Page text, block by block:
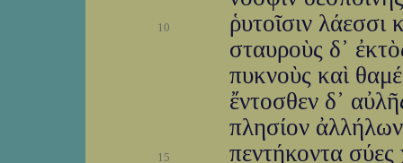
10
ῥυτοῖσιν λάεσσι
σταυροὺς δ᾽
πυκνοὺς καὶ
ἔντοσθεν δ᾽
πλησίον
15
πεντήκοντα σύες